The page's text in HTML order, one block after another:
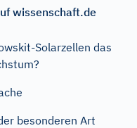
wissenschaft.de
Solarzellen das
besonderen Art